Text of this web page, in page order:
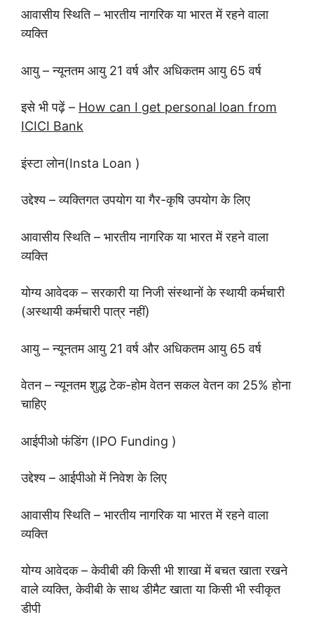
आवासीय स्थिति – भारतीय नागरिक या भारत में रहने वाला
व्यक्ति
आयु – न्यूनतम आयु 21 वर्ष और अधिकतम आयु 65 वर्ष
इसे भी पढ़ें – How can I get personal loan from
ICICI Bank
इंस्टा लोन(Insta Loan )
उद्देश्य – व्यक्तिगत उपयोग या गैर-कृषि उपयोग के लिए
आवासीय स्थिति – भारतीय नागरिक या भारत में रहने वाला
व्यक्ति
योग्य आवेदक – सरकारी या निजी संस्थानों के स्थायी कर्मचारी
(अस्थायी कर्मचारी पात्र नहीं)
आयु – न्यूनतम आयु 21 वर्ष और अधिकतम आयु 65 वर्ष
वेतन – न्यूनतम शुद्ध टेक-होम वेतन सकल वेतन का 25% होना
चाहिए
आईपीओ फंडिंग (IPO Funding )
उद्देश्य – आईपीओ में निवेश के लिए
आवासीय स्थिति – भारतीय नागरिक या भारत में रहने वाला
व्यक्ति
योग्य आवेदक – केवीबी की किसी भी शाखा में बचत खाता रखने
वाले व्यक्ति, केवीबी के साथ डीमैट खाता या किसी भी स्वीकृत
डीपी